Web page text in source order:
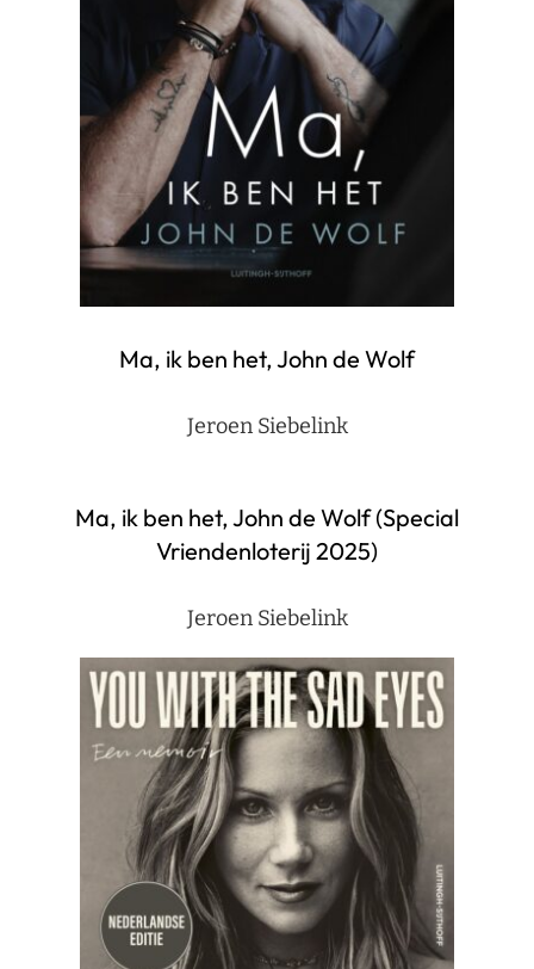
Ma, ik ben het, John de Wolf
Jeroen Siebelink
Ma, ik ben het, John de Wolf (Special
Vriendenloterij 2025)
Jeroen Siebelink